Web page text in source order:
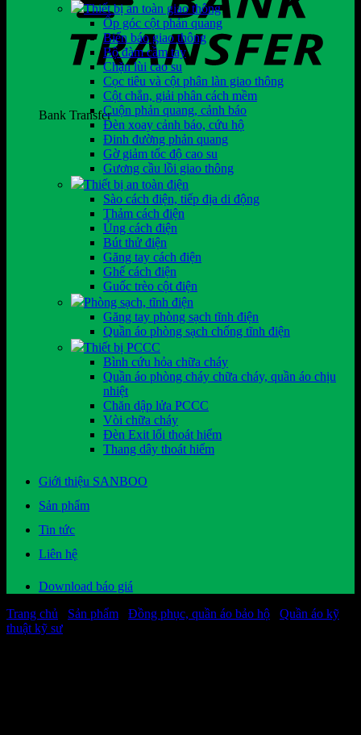
Bank Transfer
Thiết bị an toàn giao thông
Ốp góc cột phản quang
Biển báo giao thông
Bộ đàm cầm tay
Chặn lùi cao su
Cọc tiêu và cột phân làn giao thông
Cột chắn, giải phân cách mềm
Cuộn phản quang, cảnh báo
Đèn xoay cảnh báo, cứu hộ
Đinh đường phản quang
Gờ giảm tốc độ cao su
Gương cầu lồi giao thông
Thiết bị an toàn điện
Sào cách điện, tiếp địa di động
Thảm cách điện
Ủng cách điện
Bút thử điện
Găng tay cách điện
Ghế cách điện
Guốc trèo cột điện
Phòng sạch, tĩnh điện
Găng tay phòng sạch tĩnh điện
Quần áo phòng sạch chống tĩnh điện
Thiết bị PCCC
Bình cứu hỏa chữa cháy
Quần áo phòng cháy chữa cháy, quần áo chịu
nhiệt
Chăn dập lửa PCCC
Vòi chữa cháy
Đèn Exit lối thoát hiểm
Thang dây thoát hiểm
Giới thiệu SANBOO
Sản phẩm
Tin tức
Liên hệ
Download báo giá
Trang chủ
Sản phẩm Đồng phục, quần áo bảo hộ
Quần áo kỹ
thuật kỹ sư